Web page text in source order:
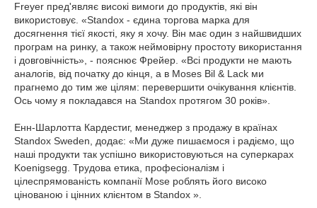
Freyer пред'являє високі вимоги до продуктів, які він
використовує. «Standox - єдина торгова марка для
досягнення тієї якості, яку я хочу. Він має один з найшвидших
програм на ринку, а також неймовірну простоту використання
і довговічність», - пояснює Фрейер. «Всі продукти не мають
аналогів, від початку до кінця, а в Moses Bil & Lack ми
прагнемо до тим же цілям: перевершити очікування клієнтів.
Ось чому я покладався на Standox протягом 30 років».
Енн-Шарлотта Кардестиг, менеджер з продажу в країнах
Standox Sweden, додає: «Ми дуже пишаємося і радіємо, що
наші продукти так успішно використовуються на суперкарах
Koenigsegg. Трудова етика, професіоналізм і
цілеспрямованість компанії Mose роблять його високо
цінованою і цінних клієнтом в Standox ».